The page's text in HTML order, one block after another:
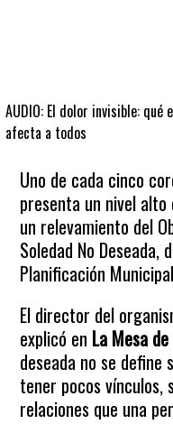
AUDIO: El dolor invisible: qué
afecta a todos
Uno de cada cinco
presenta un nivel alto
un relevamiento del
Soledad No
Planificación
El director del
explicó en La Mesa
deseada no se define
tener pocos vínculos,
relaciones que una